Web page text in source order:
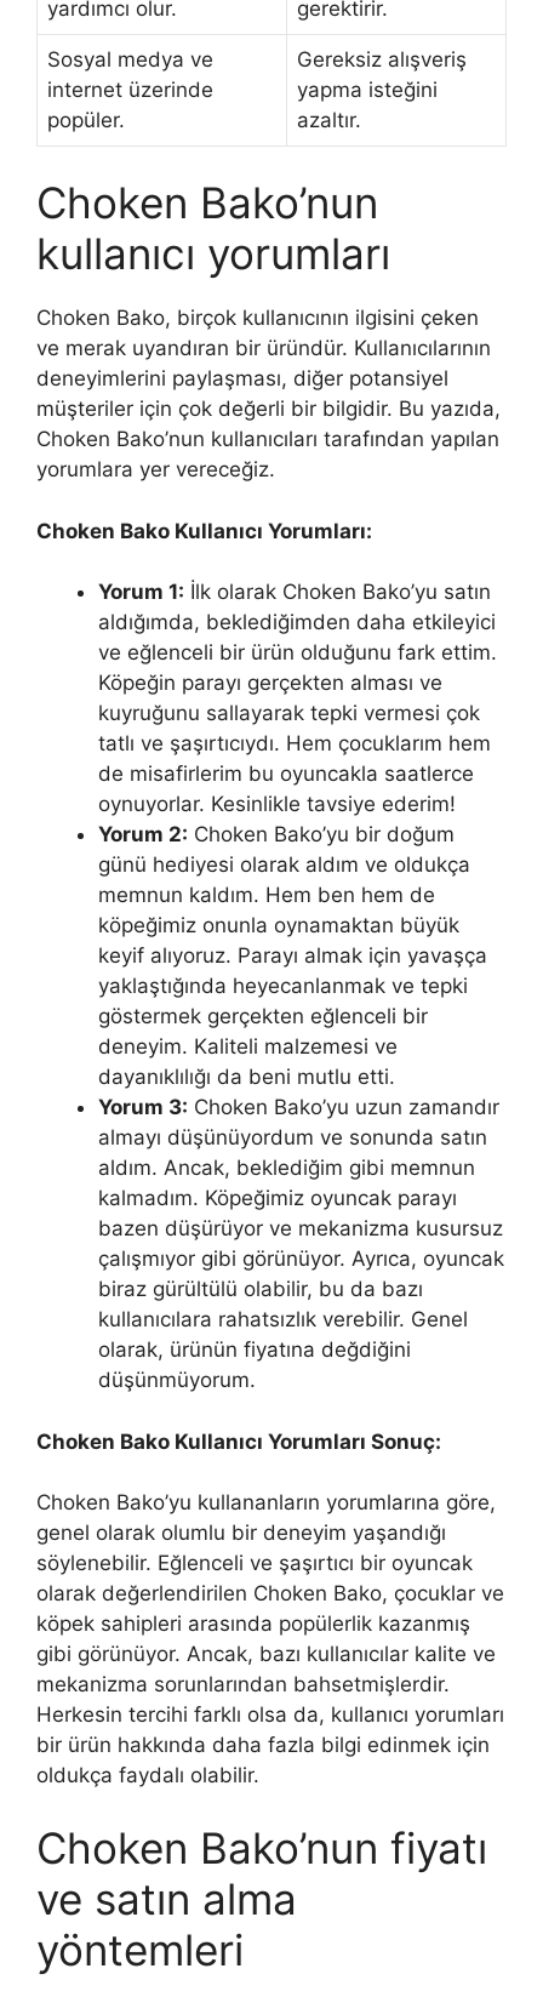
yardımcı olur. gerektirir.
Sosyal medya ve
internet üzerinde
popüler.
Gereksiz alışveriş
yapma isteğini
azaltır.
Choken Bako’nun
kullanıcı yorumları
Choken Bako, birçok kullanıcının ilgisini çeken
ve merak uyandıran bir üründür. Kullanıcılarının
deneyimlerini paylaşması, diğer potansiyel
müşteriler için çok değerli bir bilgidir. Bu yazıda,
Choken Bako’nun kullanıcıları tarafından yapılan
yorumlara yer vereceğiz.
Choken Bako Kullanıcı Yorumları:
Yorum 1: İlk olarak Choken Bako’yu satın
aldığımda, beklediğimden daha etkileyici
ve eğlenceli bir ürün olduğunu fark ettim.
Köpeğin parayı gerçekten alması ve
kuyruğunu sallayarak tepki vermesi çok
tatlı ve şaşırtıcıydı. Hem çocuklarım hem
de misafirlerim bu oyuncakla saatlerce
oynuyorlar. Kesinlikle tavsiye ederim!
Yorum 2: Choken Bako’yu bir doğum
günü hediyesi olarak aldım ve oldukça
memnun kaldım. Hem ben hem de
köpeğimiz onunla oynamaktan büyük
keyif alıyoruz. Parayı almak için yavaşça
yaklaştığında heyecanlanmak ve tepki
göstermek gerçekten eğlenceli bir
deneyim. Kaliteli malzemesi ve
dayanıklılığı da beni mutlu etti.
Yorum 3: Choken Bako’yu uzun zamandır
almayı düşünüyordum ve sonunda satın
aldım. Ancak, beklediğim gibi memnun
kalmadım. Köpeğimiz oyuncak parayı
bazen düşürüyor ve mekanizma kusursuz
çalışmıyor gibi görünüyor. Ayrıca, oyuncak
biraz gürültülü olabilir, bu da bazı
kullanıcılara rahatsızlık verebilir. Genel
olarak, ürünün fiyatına değdiğini
düşünmüyorum.
Choken Bako Kullanıcı Yorumları Sonuç:
Choken Bako’yu kullananların yorumlarına göre,
genel olarak olumlu bir deneyim yaşandığı
söylenebilir. Eğlenceli ve şaşırtıcı bir oyuncak
olarak değerlendirilen Choken Bako, çocuklar ve
köpek sahipleri arasında popülerlik kazanmış
gibi görünüyor. Ancak, bazı kullanıcılar kalite ve
mekanizma sorunlarından bahsetmişlerdir.
Herkesin tercihi farklı olsa da, kullanıcı yorumları
bir ürün hakkında daha fazla bilgi edinmek için
oldukça faydalı olabilir.
Choken Bako’nun fiyatı
ve satın alma
yöntemleri